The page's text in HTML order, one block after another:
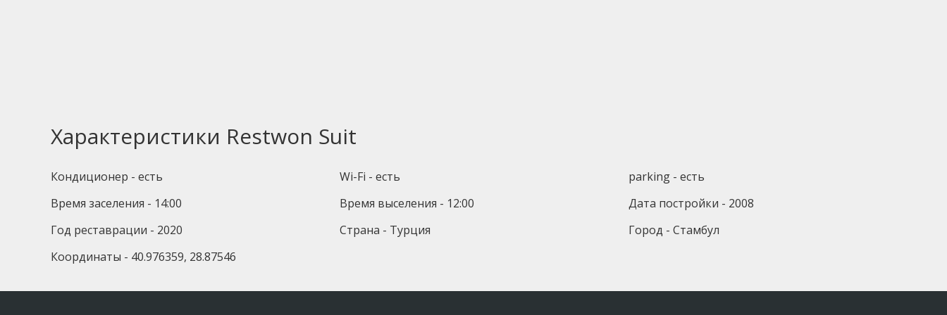
Характеристики Restwon Suit
Кондиционер - есть Wi-Fi - есть
parking - есть
Время заселения - 14:00
Время выселения - 12:00
Дата постройки - 2008
Год реставрации - 2020
Страна - Турция
Город - Стамбул
Координаты - 40.976359, 28.87546